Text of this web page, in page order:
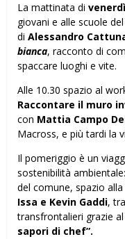
La mattinata di
giovani e alle scuole
di Alessandro
bianca, racconto di
spaccare luoghi e vite.
Alle 10.30 spazio al
Raccontare il muro
con Mattia Campo
Macross, e più tardi la
Il pomeriggio è un
sostenibilità
del comune, spazio
Issa e Kevin Gaddi,
transfrontalieri grazie al
sapori di chef”.